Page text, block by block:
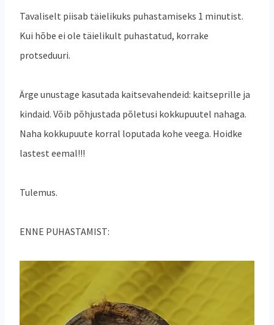
Tavaliselt piisab täielikuks puhastamiseks 1 minutist.
Kui hõbe ei ole täielikult puhastatud, korrake
protseduuri.
Ärge unustage kasutada kaitsevahendeid: kaitseprille ja
kindaid. Võib põhjustada põletusi kokkupuutel nahaga.
Naha kokkupuute korral loputada kohe veega. Hoidke
lastest eemal!!!
Tulemus.
ENNE PUHASTAMIST: